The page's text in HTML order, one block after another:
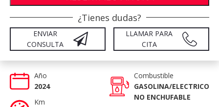
¿Tienes dudas?
ENVIAR
CONSULTA
LLAMAR PARA
CITA
Año
2024
Km
Combustible
GASOLINA/ELECTRICO
NO ENCHUFABLE